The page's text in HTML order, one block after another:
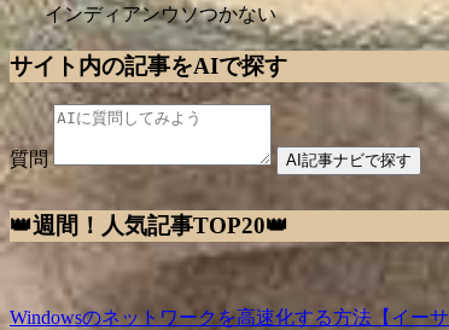
インディアンウソつかない
サイト内の記事をAIで探す
質問 AI記事ナビで探す
👑週間！人気記事TOP20👑
Windowsのネットワークを高速化する方法【イーサ